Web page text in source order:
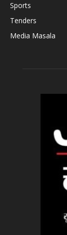
Sports
Tenders
Media Masala